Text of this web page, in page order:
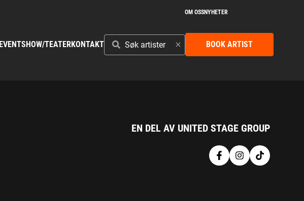
OM OSSNYHETER
EVENTSHOW/TEATERKONTAKTSØK
ARTISTER
BOOK ARTIST
EN DEL AV UNITED STAGE GROUP